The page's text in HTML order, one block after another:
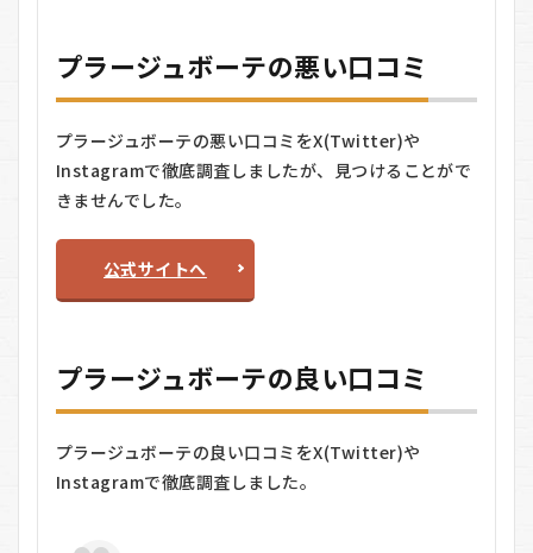
使い
きで
す
か？
7.3
Q3:
敏感
肌で
も使
す
か？
プラージュボーテの悪い口コミ
プラージュボーテの悪い口コミをX(Twitter)や
Instagramで徹底調査しましたが、見つけることがで
きませんでした。
公式サイトへ
プラージュボーテの良い口コミ
プラージュボーテの良い口コミをX(Twitter)や
Instagramで徹底調査しました。